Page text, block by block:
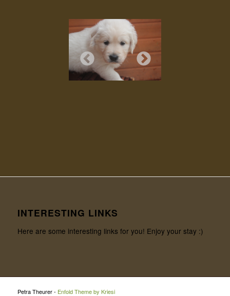
INTERESTING LINKS
Here are some interesting links for you! Enjoy your stay :)
Petra Theurer - Enfold Theme by Kriesi